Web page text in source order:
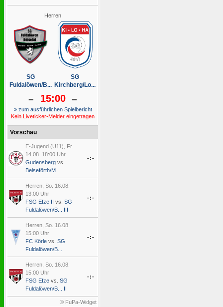
Herren
SG
Fuldalöwen/B...
SG
Kirchberg/Lo...
- 15:00 -
» zum ausführlichen Spielbericht
Kein Liveticker-Melder eingetragen
Vorschau
E-Jugend (U11), Fr.
14.08. 18:00 Uhr
Gudensberg vs.
Beiseförth/M
-:-
Herren, So. 16.08.
13:00 Uhr
FSG Efze II
vs. SG
Fuldalöwen/B... III
-:-
Herren, So. 16.08.
15:00 Uhr
FC Körle vs. SG
Fuldalöwen/B...
-:-
Herren, So. 16.08.
15:00 Uhr
FSG Efze vs. SG
Fuldalöwen/B... II
-:-
© FuPa-Widget